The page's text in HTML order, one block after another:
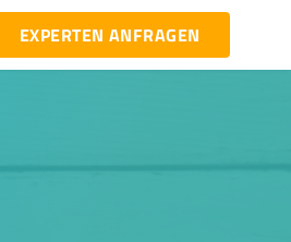
EXPERTEN ANFRAGEN